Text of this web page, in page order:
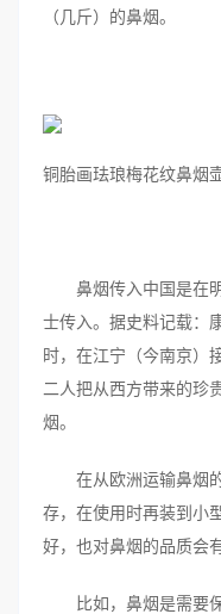
（几斤）的鼻烟。
铜胎画珐琅梅花纹鼻烟
鼻烟传入中国是在明
士传入。据史料记载：
时，在江宁（今南京）
二人把从西方带来的珍
烟。
在从欧洲运输鼻烟的
存，在使用时再装到小
好，也对鼻烟的品质会
比如，鼻烟是需要保